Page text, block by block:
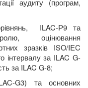
аудиту (програм,
ILAC-Р9 та
оцінювання
зразків ISO/IEC
інтервалу за ILAC G-
за ILAC G-8;
G3) та основних